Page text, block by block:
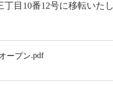
目10番12号に移転いたし
ープン.pdf